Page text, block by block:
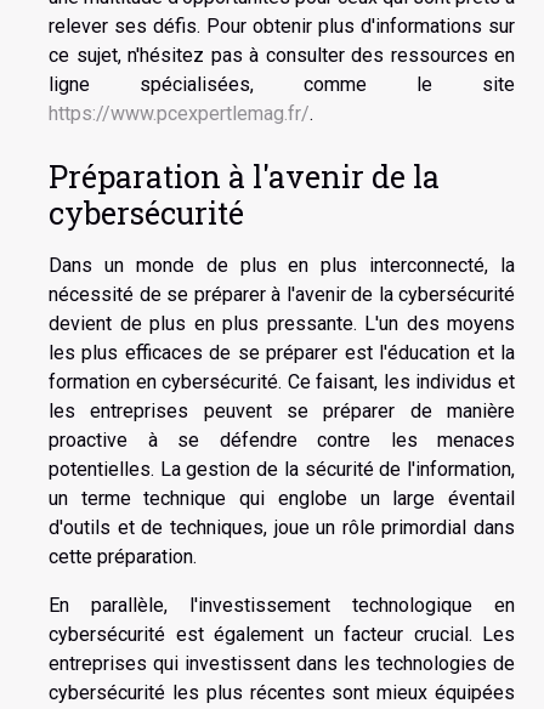
relever ses défis. Pour obtenir plus d'informations sur
ce sujet, n'hésitez pas à consulter des ressources en
ligne spécialisées, comme le site
https://www.pcexpertlemag.fr/.
Préparation à l'avenir de la
cybersécurité
Dans un monde de plus en plus interconnecté, la
nécessité de se préparer à l'avenir de la cybersécurité
devient de plus en plus pressante. L'un des moyens
les plus efficaces de se préparer est l'éducation et la
formation en cybersécurité. Ce faisant, les individus et
les entreprises peuvent se préparer de manière
proactive à se défendre contre les menaces
potentielles. La gestion de la sécurité de l'information,
un terme technique qui englobe un large éventail
d'outils et de techniques, joue un rôle primordial dans
cette préparation.
En parallèle, l'investissement technologique en
cybersécurité est également un facteur crucial. Les
entreprises qui investissent dans les technologies de
cybersécurité les plus récentes sont mieux équipées